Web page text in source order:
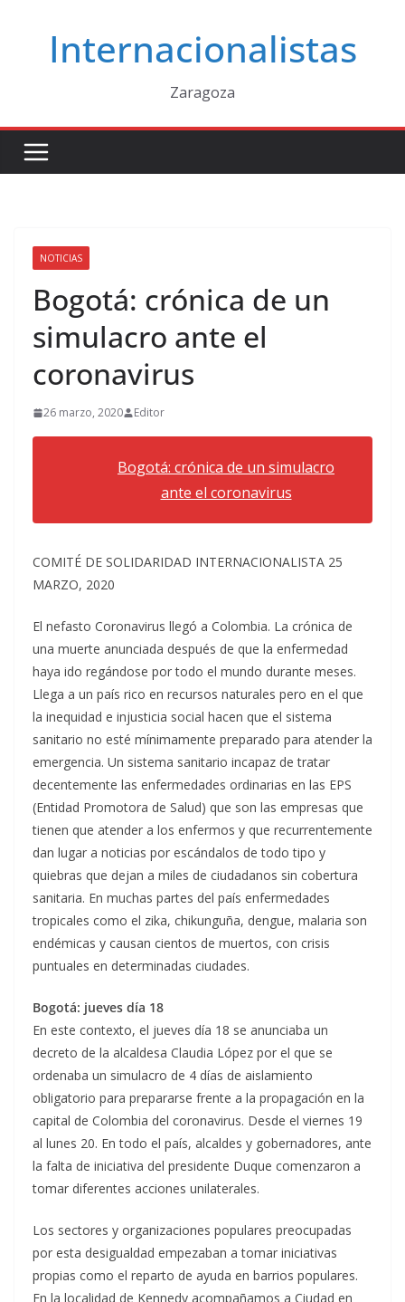
contenidoInternacionalistas
Zaragoza
NOTICIAS
Bogotá: crónica de un
simulacro ante el
coronavirus
26 marzo, 2020 Editor
Bogotá: crónica de un simulacro
ante el coronavirus
COMITÉ DE SOLIDARIDAD INTERNACIONALISTA 25
MARZO, 2020
El nefasto Coronavirus llegó a Colombia. La crónica de
una muerte anunciada después de que la enfermedad
haya ido regándose por todo el mundo durante meses.
Llega a un país rico en recursos naturales pero en el que
la inequidad e injusticia social hacen que el sistema
sanitario no esté mínimamente preparado para atender la
emergencia. Un sistema sanitario incapaz de tratar
decentemente las enfermedades ordinarias en las EPS
(Entidad Promotora de Salud) que son las empresas que
tienen que atender a los enfermos y que recurrentemente
dan lugar a noticias por escándalos de todo tipo y
quiebras que dejan a miles de ciudadanos sin cobertura
sanitaria. En muchas partes del país enfermedades
tropicales como el zika, chikunguña, dengue, malaria son
endémicas y causan cientos de muertos, con crisis
puntuales en determinadas ciudades.
Bogotá: jueves día 18
En este contexto, el jueves día 18 se anunciaba un
decreto de la alcaldesa Claudia López por el que se
ordenaba un simulacro de 4 días de aislamiento
obligatorio para prepararse frente a la propagación en la
capital de Colombia del coronavirus. Desde el viernes 19
al lunes 20. En todo el país, alcaldes y gobernadores, ante
la falta de iniciativa del presidente Duque comenzaron a
tomar diferentes acciones unilaterales.
Los sectores y organizaciones populares preocupadas
por esta desigualdad empezaban a tomar iniciativas
propias como el reparto de ayuda en barrios populares.
En la localidad de Kennedy acompañamos a Ciudad en